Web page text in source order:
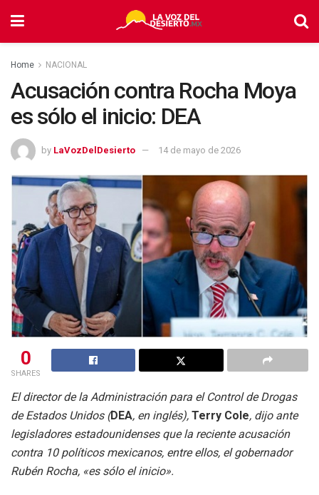
Home NACIONAL
Acusación contra Rocha Moya
es sólo el inicio: DEA
by LaVozDelDesierto 14 de mayo de 2026
0
SHARES
El director de la Administración para el Control de Drogas
de Estados Unidos (DEA, en inglés), Terry Cole, dijo ante
legisladores estadounidenses que la reciente acusación
contra 10 políticos mexicanos, entre ellos, el gobernador
Rubén Rocha, «es sólo el inicio».